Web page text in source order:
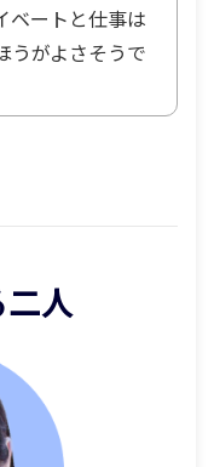
ベートと仕事は
うがよさそうで
人